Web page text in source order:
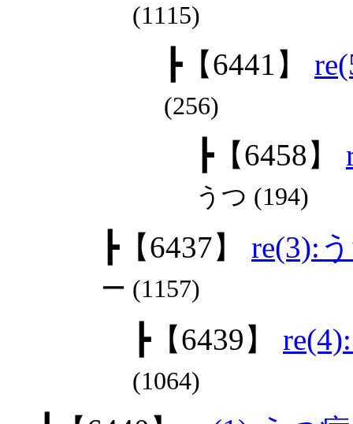
(1115)
┣【6441】
(256)
┣【6458】
うつ (194)
┣【6437】 re(3):
ー (1157)
┣【6439】
(1064)